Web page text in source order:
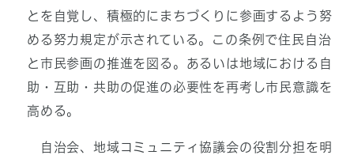
とを自覚し、積極的にまちづくりに参画するよう努
める努力規定が示されている。この条例で住民自治
と市民参画の推進を図る。あるいは地域における自
助・互助・共助の促進の必要性を再考し市民意識を
高める。
自治会、地域コミュニティ協議会の役割分担を明